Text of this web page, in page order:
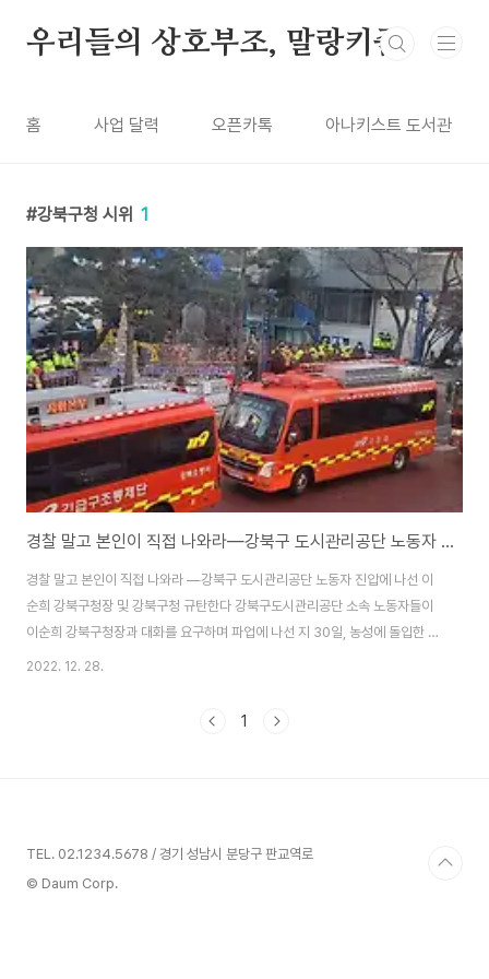
우리들의 상호부조, 말랑키즘
홈 사업 달력 오픈카톡 아나키스트 도서관
강북구청 시위 1
경찰 말고 본인이 직접 나와라―강북구 도시관리공단 노동자 진압에 나선 이순희 강북구청장 및 강북구청 규탄한다
경찰 말고 본인이 직접 나와라 ―강북구 도시관리공단 노동자 진압에 나선 이
순희 강북구청장 및 강북구청 규탄한다 강북구도시관리공단 소속 노동자들이
이순희 강북구청장과 대화를 요구하며 파업에 나선 지 30일, 농성에 돌입한 지
29일, 단식농성 21일 만에 드디어 이순희가 나섰다. 문제는 본인이 나서지 않
전부터 교섭을 하겠다는 교섭위원들이 노동자의 목소리를 들을 생각은 하지 않
2022. 12. 28.
1
TEL. 02.1234.5678 / 경기 성남시 분당구 판교역로
© Daum Corp.